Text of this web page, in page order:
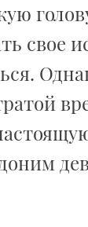
свое